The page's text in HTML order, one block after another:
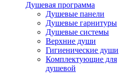
Душевая программа
Душевые панели
Душевые гарнитуры
Душевые системы
Верхние души
Гигиенические души
Комплектующие для
душевой